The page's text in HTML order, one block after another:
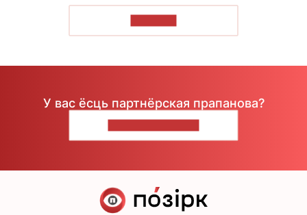
У вас ёсць партнёрская прапанова?